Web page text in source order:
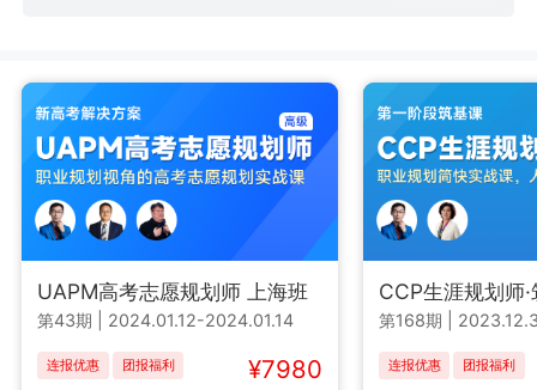
UAPM高考志愿规划师 上海班
第43期 2024.01.12-2024.01.14
连报优惠 团报福利 ¥7980
CCP生涯规划师
第168期
连报优惠 团报福利